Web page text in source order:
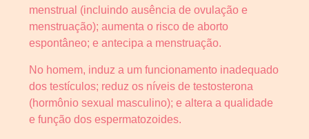
menstrual (incluindo ausência de ovulação e
menstruação); aumenta o risco de aborto
espontâneo; e antecipa a menstruação.
No homem, induz a um funcionamento inadequado
dos testículos; reduz os níveis de testosterona
(hormônio sexual masculino); e altera a qualidade
e função dos espermatozoides.